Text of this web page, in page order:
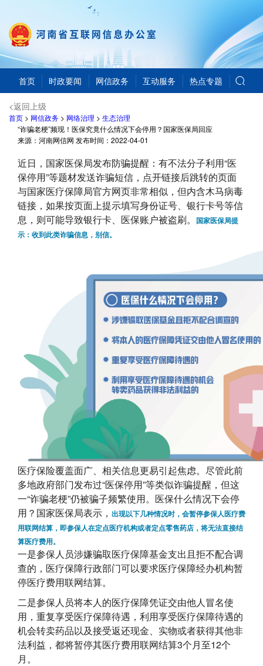
首页 时政要闻 网信政务 互动服务 热点专题
<返回上级
首页> 网信政务> 网络治理 > 生态治理
“诈骗老梗”频现！医保究竟什么情况下会停用？国家医保局回应
来源：河南网信网 发布时间： 2022-04-01
近日，国家医保局发布防骗提醒：有不法分子利用“医
保停用”等题材发送诈骗短信，点开链接后跳转的页面
与国家医疗保障局官方网页非常相似，但内含木马病毒
链接，如果按页面上提示填写身份证号、银行卡号等信
息，则可能导致银行卡、医保账户被盗刷。
国家医保局提
示：收到此类诈骗信息，别信。
医疗保险覆盖面广、相关信息更易引起焦虑。尽管此前
多地政府部门发布过“医保停用”等类似诈骗提醒，但这
一“诈骗老梗”仍被骗子频繁使用。医保什么情况下会停
用？国家医保局表示， 出现以下几种情况时，会暂停参保人医疗费
用联网结算，即参保人在定点医疗机构或者定点零售药店，将无法直接结
算医疗费用。
一是参保人员涉嫌骗取医疗保障基金支出且拒不配合调
查的，医疗保障行政部门可以要求医疗保障经办机构暂
停医疗费用联网结算。
二是参保人员将本人的医疗保障凭证交由他人冒名使
用，重复享受医疗保障待遇，利用享受医疗保障待遇的
机会转卖药品以及接受返还现金、实物或者获得其他非
法利益，都将暂停其医疗费用联网结算3个月至12个
月。